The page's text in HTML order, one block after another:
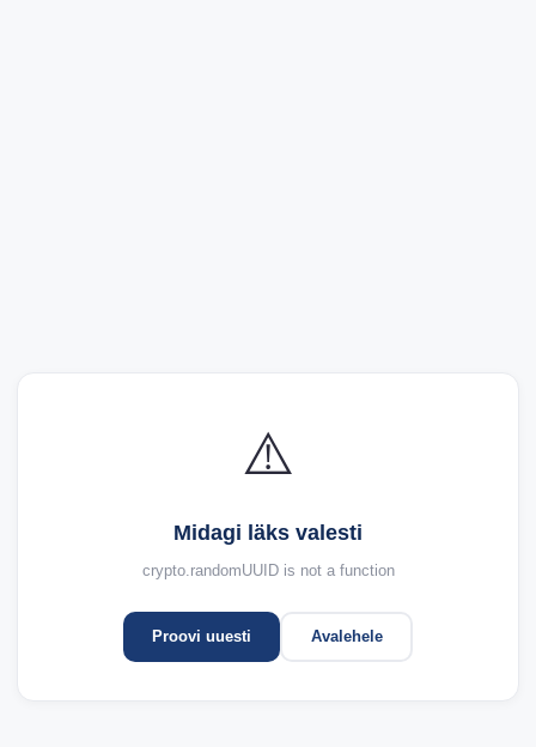
⚠️
Midagi läks valesti
crypto.randomUUID is not a function
Proovi uuesti Avalehele